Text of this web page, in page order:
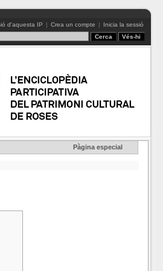
d'aquesta IP | Crea un compte | Inicia la sessió
Pàgina especial